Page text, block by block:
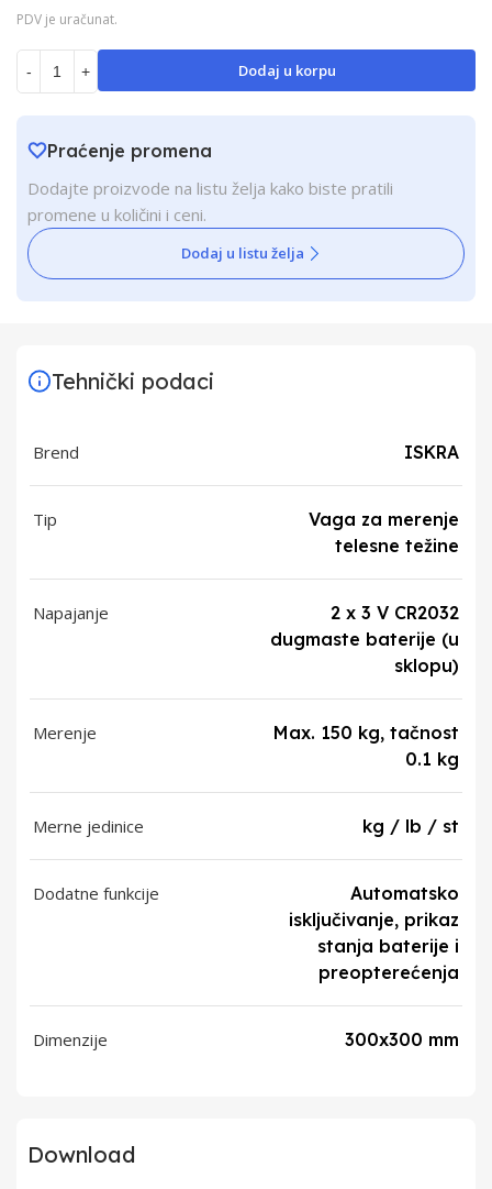
PDV je uračunat.
- + Dodaj u korpu
Praćenje promena
Dodajte proizvode na listu želja kako biste pratili
promene u količini i ceni.
Dodaj u listu želja
Tehnički podaci
Brend ISKRA
Tip
Vaga za merenje
telesne težine
Napajanje
2 x 3 V CR2032
dugmaste baterije (u
sklopu)
Merenje
Max. 150 kg, tačnost
0.1 kg
Merne jedinice kg / lb / st
Dodatne funkcije
Automatsko
isključivanje, prikaz
stanja baterije i
preopterećenja
Dimenzije 300x300 mm
Download